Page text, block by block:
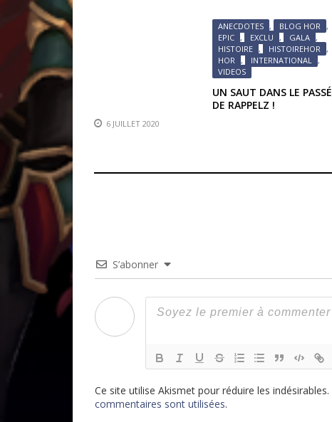
ANECDOTES , BLOG HOR ,
EPIC , EXCLU , GALA ,
HISTOIRE , HISTOIREHOR ,
HOR , INTERNATIONAL ,
VIDEOS
UN SAUT DANS LE PASSÉ
DE RAPPELZ !
6 JUILLET 2020
S’abonner
Ce site utilise Akismet pour réduire les indésirables.
commentaires sont utilisées.